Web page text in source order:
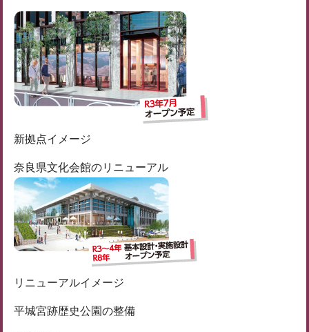
新拠点イメージ
奈良県文化会館のリニューアル
リニューアルイメージ
平城宮跡歴史公園の整備